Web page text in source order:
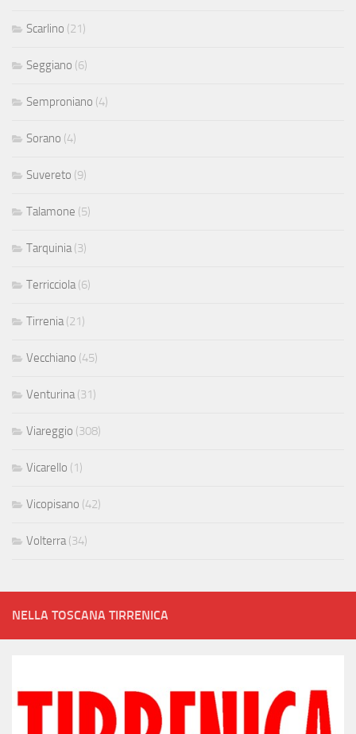
Scarlino (21)
Seggiano (6)
Semproniano (4)
Sorano (4)
Suvereto (9)
Talamone (5)
Tarquinia (3)
Terricciola (6)
Tirrenia (21)
Vecchiano (45)
Venturina (31)
Viareggio (308)
Vicarello (1)
Vicopisano (42)
Volterra (34)
NELLA TOSCANA TIRRENICA